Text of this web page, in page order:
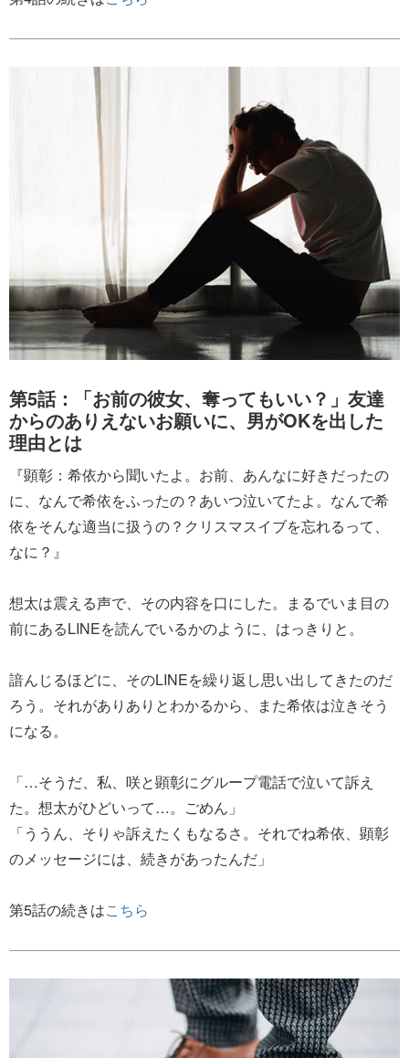
第5話：「お前の彼女、奪ってもいい？」友達
からのありえないお願いに、男がOKを出した
理由とは
『顕彰：希依から聞いたよ。お前、あんなに好きだったの
に、なんで希依をふったの？あいつ泣いてたよ。なんで希
依をそんな適当に扱うの？クリスマスイブを忘れるって、
なに？』
想太は震える声で、その内容を口にした。まるでいま目の
前にあるLINEを読んでいるかのように、はっきりと。
諳んじるほどに、そのLINEを繰り返し思い出してきたのだ
ろう。それがありありとわかるから、また希依は泣きそう
になる。
「…そうだ、私、咲と顕彰にグループ電話で泣いて訴え
た。想太がひどいって…。ごめん」
「ううん、そりゃ訴えたくもなるさ。それでね希依、顕彰
のメッセージには、続きがあったんだ」
第5話の続きはこちら